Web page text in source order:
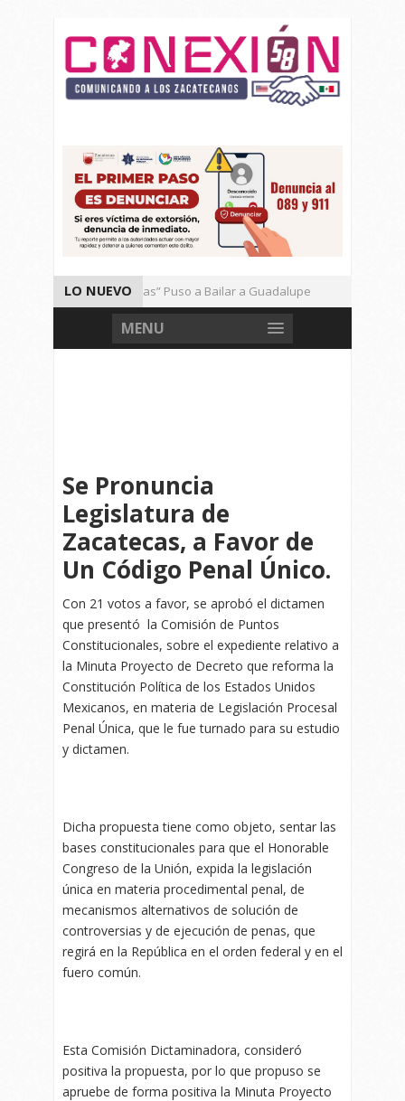
LO NUEVO
El Ritmo de las “Sonoras” Puso a Bailar a Guadalupe
Vencen los Mineros a Correcaminos 95-76
Gran Festival de
MENU
Se Pronuncia
Legislatura de
Zacatecas, a Favor de
Un Código Penal Único.
Con 21 votos a favor, se aprobó el dictamen
que presentó la Comisión de Puntos
Constitucionales, sobre el expediente relativo a
la Minuta Proyecto de Decreto que reforma la
Constitución Política de los Estados Unidos
Mexicanos, en materia de Legislación Procesal
Penal Única, que le fue turnado para su estudio
y dictamen.
Dicha propuesta tiene como objeto, sentar las
bases constitucionales para que el Honorable
Congreso de la Unión, expida la legislación
única en materia procedimental penal, de
mecanismos alternativos de solución de
controversias y de ejecución de penas, que
regirá en la República en el orden federal y en el
fuero común.
Esta Comisión Dictaminadora, consideró
positiva la propuesta, por lo que propuso se
apruebe de forma positiva la Minuta Proyecto